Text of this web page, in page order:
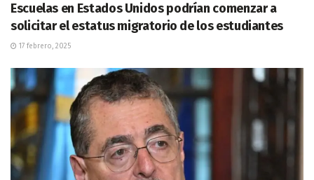
Escuelas en Estados Unidos podrían comenzar a
solicitar el estatus migratorio de los estudiantes
17 febrero, 2025